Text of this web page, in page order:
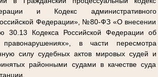
и Кодекс административного
Федерации», №80-ФЗ «О внесении
30.13 Кодекса Российской Федерации об
правонарушениях», в части пересмотра
силу судебных актов мировых судей и
районными судами в качестве суда